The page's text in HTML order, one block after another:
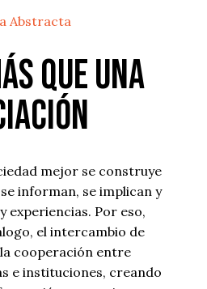
Abstracta
que una
mejor se construye
informan, se implican y
experiencias. Por eso,
el intercambio de
cooperación entre
e instituciones, creando